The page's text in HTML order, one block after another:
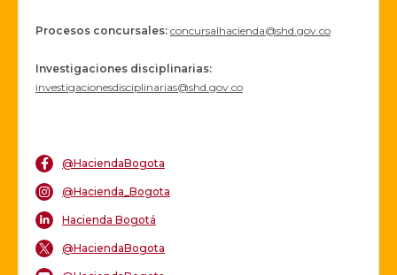
Procesos concursales: concursalhacienda@shd.gov.co
Investigaciones disciplinarias:
investigacionesdisciplinarias@shd.gov.co
@HaciendaBogota
@Hacienda_Bogota
Hacienda Bogotá
@HaciendaBogota